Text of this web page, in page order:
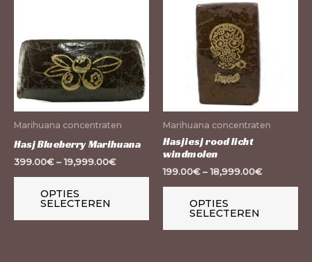
Marihuana concentraten
Hasj Blueberry Marihuana
399.00€–19,999.00€
OPTIES
SELECTEREN
meerdere
gekozen
worden
op
productpagina
Marihuana concentraten
Hasjiesj rood licht
windmolen
199.00€–18,999.00€
OPTIES
SELECTEREN